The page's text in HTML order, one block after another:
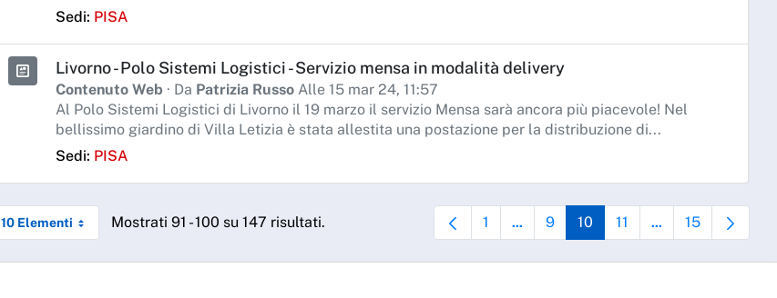
Sedi: PISA
Livorno - Polo Sistemi Logistici - Servizio mensa in modalità delivery
Contenuto Web · Da Patrizia Russo Alle 15 mar 24, 11:57
Al Polo Sistemi Logistici di Livorno il 19 marzo il servizio Mensa sarà ancora più piacevole! Nel
bellissimo giardino di Villa Letizia è stata allestita una postazione per la distribuzione di...
Sedi: PISA
10 Elementi Mostrati 91 - 100 su 147 risultati. Pagina
1 ...Pagine intermedie Use TAB to navigate.
Pagina
9 Pagina
10 Pagina
11 ...Pagine intermedie
Pagina
15